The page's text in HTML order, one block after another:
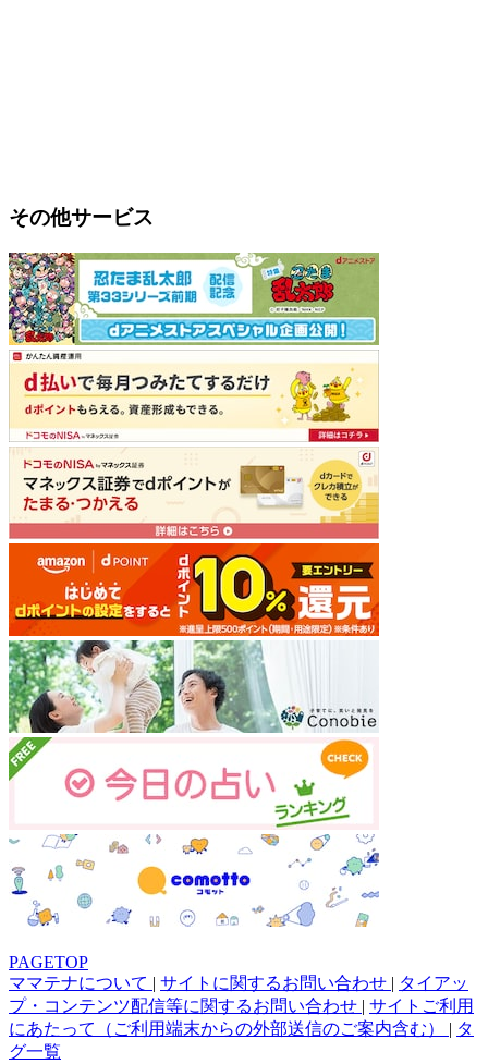
その他サービス
PAGETOP
ママテナについて | サイトに関するお問い合わせ | タイアッ
プ・コンテンツ配信等に関するお問い合わせ | サイトご利用
にあたって（ご利用端末からの外部送信のご案内含む） | タ
グ一覧